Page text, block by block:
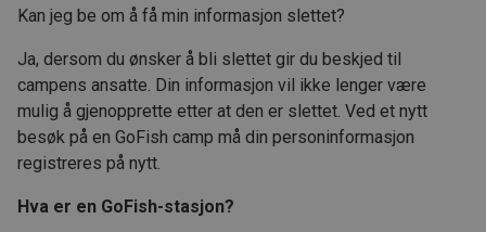
Kan jeg be om å få min informasjon slettet?
Ja, dersom du ønsker å bli slettet gir du beskjed til
campens ansatte. Din informasjon vil ikke lenger være
mulig å gjenopprette etter at den er slettet. Ved et nytt
besøk på en GoFish camp må din personinformasjon
registreres på nytt.
Hva er en GoFish-stasjon?